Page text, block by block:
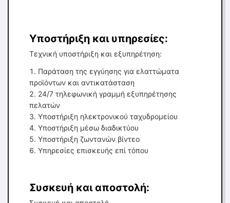
Υποστήριξη και υπηρεσίες:
Τεχνική υποστήριξη και εξυπηρέτηση:
Παράταση της εγγύησης για ελαττώματα
προϊόντων και αντικατάσταση
24/7 τηλεφωνική γραμμή εξυπηρέτησης
πελατών
Υποστήριξη ηλεκτρονικού ταχυδρομείου
Υποστήριξη μέσω διαδικτύου
Υποστήριξη ζωντανών βίντεο
Υπηρεσίες επισκευής επί τόπου
Συσκευή και αποστολή: